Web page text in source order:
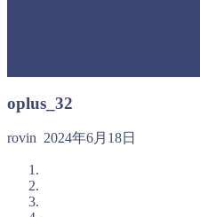
oplus_32
rovin 2024年6月18日